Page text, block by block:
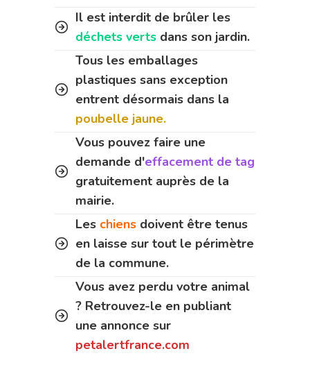
Il est interdit de brûler les
déchets verts dans son jardin.
Tous les emballages
plastiques sans exception
entrent désormais dans la
poubelle jaune.
Vous pouvez faire une
demande d'effacement de tag
gratuitement auprès de la
mairie.
Les chiens doivent être tenus
en laisse sur tout le périmètre
de la commune.
Vous avez perdu votre animal
? Retrouvez-le en publiant
une annonce sur
petalertfrance.com